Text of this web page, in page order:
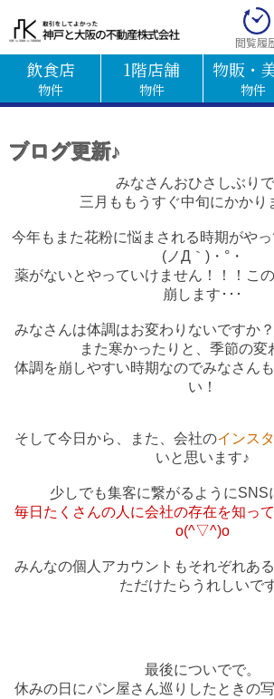
閲覧履
飲食店
物件
1階店舗
物件
物販・
物件
ブログ更新♪
みなさんおひさしぶり
三月ももうすぐ中旬にかかり
今年もまた花粉に悩まされる時期がやっ
(ノД｀)・°・
薬がないとやっていけません！！！こ
崩します･･･
みなさんは体調はお変わりないですか
また寒かったりと、季節の変
体調を崩しやすい時期なのでみなさん
い！
そして今日から、また、会社のインス
いと思います♪
少しでも集客に繋がるようにSNS
毎日たくさんの人に会社の存在を知っ
o(^▽^)o
みんなの個人アカウントもそれぞれあ
ただけたらうれしいで
最後についでで。
休みの日にパン屋さん巡りしたときの